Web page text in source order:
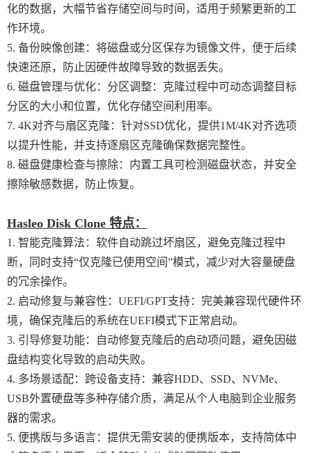
化的数据，大幅节省存储空间与时间，适用于频繁更新的工
作环境。
5. 备份映像创建：将磁盘或分区保存为镜像文件，便于后续
快速还原，防止因硬件故障导致的数据丢失。
6. 磁盘管理与优化：分区调整：克隆过程中可动态调整目标
分区的大小和位置，优化存储空间利用率。
7. 4K对齐与扇区克隆：针对SSD优化，提供1M/4K对齐选项
以提升性能，并支持逐扇区克隆确保数据完整性。
8. 磁盘健康检查与擦除：内置工具可检测磁盘状态，并安全
擦除敏感数据，防止恢复。
Hasleo Disk Clone 特点：
1. 智能克隆算法：软件自动跳过坏扇区，避免克隆过程中
断，同时支持“仅克隆已使用空间”模式，减少对大容量硬盘
的冗余操作。
2. 启动修复与兼容性：UEFI/GPT支持：完美兼容现代硬件环
境，确保克隆后的系统在UEFI模式下正常启动。
3. 引导修复功能：自动修复克隆后的启动项问题，避免因磁
盘结构变化导致的启动失败。
4. 多场景适配：跨设备支持：兼容HDD、SSD、NVMe、
USB外置硬盘等多种存储介质，满足从个人电脑到企业服务
器的需求。
5. 便携版与多语言：提供无需安装的便携版本，支持简体中